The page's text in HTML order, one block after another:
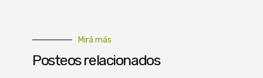
Mirá más
Posteos relacionados